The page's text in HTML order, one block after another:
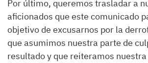
Por último, queremos trasladar a
aficionados que este comunicado
objetivo de excusarnos por la
que asumimos nuestra parte de
resultado y que reiteramos